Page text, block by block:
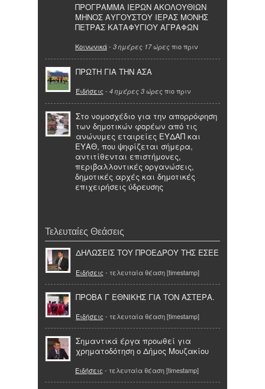
ΠΡΟΓΡΑΜΜΑ ΙΕΡΩΝ ΑΚΟΛΟΥΘΙΩΝ
ΜΗΝΟΣ ΑΥΓΟΥΣΤΟΥ ΙΕΡΑΣ ΜΟΝΗΣ
ΠΕΤΡΑΣ ΚΑΤΑΦΥΓΙΟΥ ΑΓΡΑΦΩΝ
Κοινωνικά- 3 ημέρες 17 ώρες πιο πριν
ΠΡΩΤΗ ΓΙΑ ΤΗΝ ΑΣΑ
Ειδήσεις - 4 ημέρες 3 ώρες πιο πριν
Στο νομοσχέδιο για την απορρόφηση
των δημοτικών φορέων από τις
ανώνυμες εταιρείες ΕΥΔΑΠ και
ΕΥΑΘ, που ψηφίζεται σήμερα,
αντιτίθενται επιστήμονες,
περιβαλλοντικές οργανώσεις,
δημοτικές αρχές και δημοτικές
επιχειρήσεις ύδρευσης
Τελευταίες Θεάσεις
ΔΗΛΩΣΕΙΣ ΤΟΥ ΠΡΟΕΔΡΟΥ ΤΗΣ ΕΣΕΕ
Ειδήσεις - τελευταία θέαση [timestamp]
ΠΡΟΒΑ Γ ΕΘΝΙΚΗΣ ΓΙΑ ΤΟΝ ΑΣΤΕΡΑ.
Ειδήσεις - τελευταία θέαση [timestamp]
Σημαντικά έργα προωθεί για
χρηματοδότηση ο Δήμος Μουζακίου
Ειδήσεις - τελευταία θέαση [timestamp]